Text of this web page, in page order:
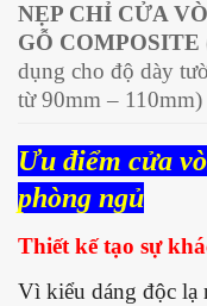
NẸP CHỈ CỬA
GỖ COMPOSITE
dụng cho độ dày
từ 90mm – 110mm)
Ưu điểm cửa
phòng ngủ
Thiết kế tạo sự
Vì kiểu dáng độc lạ